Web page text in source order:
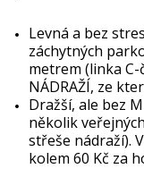
Levná a bez
záchytných
metrem (linka
NÁDRAŽÍ, ze
Dražší, ale bez
několik
střeše nádraží).
kolem 60 Kč za